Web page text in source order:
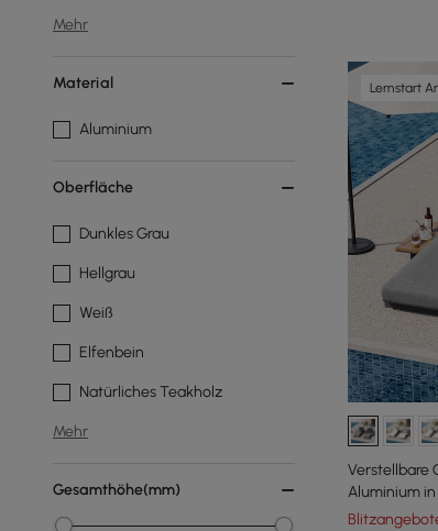
Mehr
Material
Aluminium
Oberfläche
Dunkles Grau
Hellgrau
Weiß
Elfenbein
Natürliches Teakholz
Mehr
Gesamthöhe(mm)
Lernstart
Verstellbare
Aluminium